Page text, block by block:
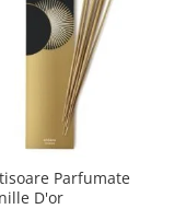
Parfumate
D'or